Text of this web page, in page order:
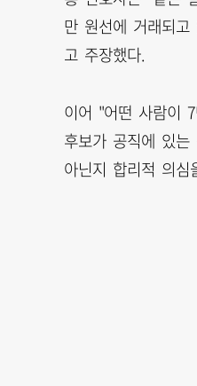
만 원선에 거래되
고 주장했다.
이어 "어떤 사람이
후보가 공직에 있
아닌지 합리적 의